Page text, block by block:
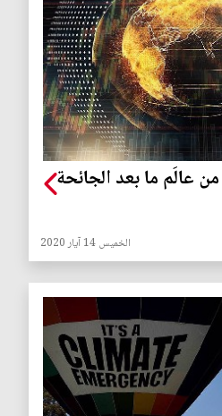
عالَم ما بعد الجائحة
الخميس 14 آيار 2020